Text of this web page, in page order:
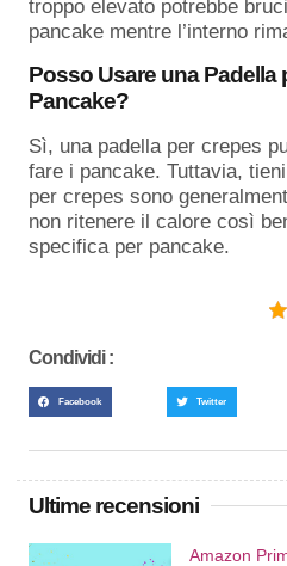
troppo elevato potrebbe
pancake mentre l’interno
Posso Usare una Padella
Pancake?
Sì, una padella per crepes
fare i pancake. Tuttavia,
per crepes sono
non ritenere il calore così
specifica per pancake.
Condividi :
Facebook Twitter
Ultime recensioni
Amazon